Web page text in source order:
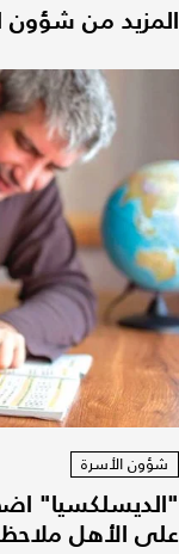
المزيد من شؤون
شؤون الأسرة
"الديسلكسيا"
على الأهل